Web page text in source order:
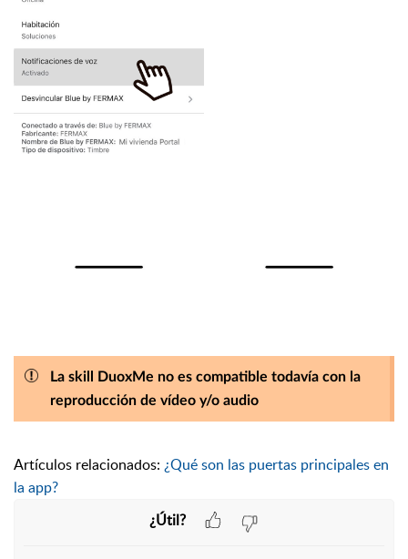
La skill DuoxMe no es compatible todavía con la
reproducción de vídeo y/o audio
Artículos relacionados: ¿Qué son las puertas principales en
la app?
¿Útil?